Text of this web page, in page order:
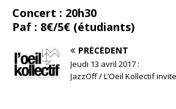
Concert : 20h30
Paf : 8€/5€ (étudiants)
PRÉCÉDENT
Jeudi 13 avril 2017 :
JazzOff / L’Oeil Kollectif